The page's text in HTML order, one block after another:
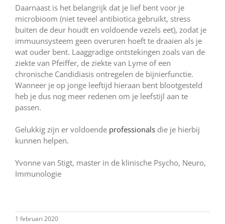
Daarnaast is het belangrijk dat je lief bent voor je
microbioom (niet teveel antibiotica gebruikt, stress
buiten de deur houdt en voldoende vezels eet), zodat je
immuunsysteem geen overuren hoeft te draaien als je
wat ouder bent. Laaggradige ontstekingen zoals van de
ziekte van Pfeiffer, de ziekte van Lyme of een
chronische Candidiasis ontregelen de bijnierfunctie.
Wanneer je op jonge leeftijd hieraan bent blootgesteld
heb je dus nog meer redenen om je leefstijl aan te
passen.
Gelukkig zijn er voldoende professionals die je hierbij
kunnen helpen.
Yvonne van Stigt, master in de klinische Psycho, Neuro,
Immunologie
1 februari 2020